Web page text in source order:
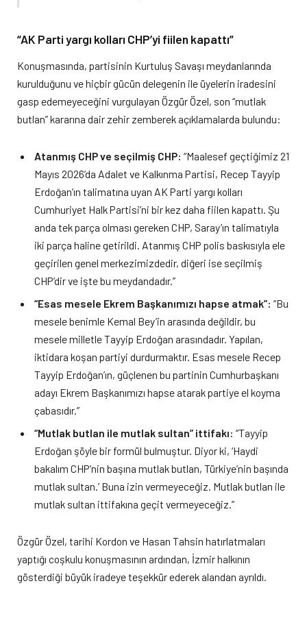
“AK Parti yargı kolları CHP’yi fiilen kapattı”
Konuşmasında, partisinin Kurtuluş Savaşı meydanlarında
kurulduğunu ve hiçbir gücün delegenin ile üyelerin iradesini
gasp edemeyeceğini vurgulayan Özgür Özel, son “mutlak
butlan” kararına dair zehir zemberek açıklamalarda bulundu:
Atanmış CHP ve seçilmiş CHP: “Maalesef geçtiğimiz 21
Mayıs 2026’da Adalet ve Kalkınma Partisi, Recep Tayyip
Erdoğan’ın talimatına uyan AK Parti yargı kolları
Cumhuriyet Halk Partisi’ni bir kez daha fiilen kapattı. Şu
anda tek parça olması gereken CHP, Saray’ın talimatıyla
iki parça haline getirildi. Atanmış CHP polis baskısıyla ele
geçirilen genel merkezimizdedir, diğeri ise seçilmiş
CHP’dir ve işte bu meydandadır.”
“Esas mesele Ekrem Başkanımızı hapse atmak”: “Bu
mesele benimle Kemal Bey’in arasında değildir, bu
mesele milletle Tayyip Erdoğan arasındadır. Yapılan,
iktidara koşan partiyi durdurmaktır. Esas mesele Recep
Tayyip Erdoğan’ın, güçlenen bu partinin Cumhurbaşkanı
adayı Ekrem Başkanımızı hapse atarak partiye el koyma
çabasıdır.”
“Mutlak butlan ile mutlak sultan” ittifakı: “Tayyip
Erdoğan şöyle bir formül bulmuştur. Diyor ki, ‘Haydi
bakalım CHP’nin başına mutlak butlan, Türkiye’nin başında
mutlak sultan.’ Buna izin vermeyeceğiz. Mutlak butlan ile
mutlak sultan ittifakına geçit vermeyeceğiz.”
Özgür Özel, tarihi Kordon ve Hasan Tahsin hatırlatmaları
yaptığı coşkulu konuşmasının ardından, İzmir halkının
gösterdiği büyük iradeye teşekkür ederek alandan ayrıldı.